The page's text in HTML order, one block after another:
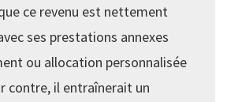
ce revenu est nettement
ses prestations annexes
ou allocation personnalisée
contre, il entraînerait un